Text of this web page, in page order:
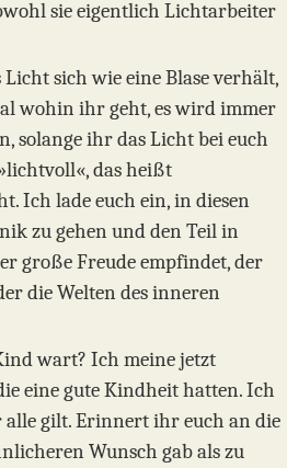
sie eigentlich Lichtarbeiter
Licht sich wie eine Blase verhält,
wohin ihr geht, es wird immer
solange ihr das Licht bei euch
das heißt
Ich lade euch ein, in diesen
zu gehen und den Teil in
große Freude empfindet, der
die Welten des inneren
wart? Ich meine jetzt
eine gute Kindheit hatten. Ich
alle gilt. Erinnert ihr euch an die
Wunsch gab als zu